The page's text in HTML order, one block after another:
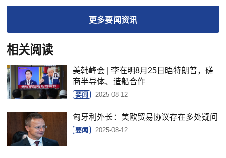
更多要闻资讯
相关阅读
美韩峰会 | 李在明8月25日晤特朗普，磋
商半导体、造船合作
要闻 2025-08-12
匈牙利外长：美欧贸易协议存在多处疑问
要闻 2025-08-12